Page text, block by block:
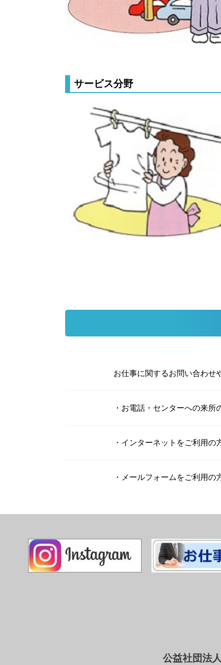
サービス分野
お仕事に関するお問い合わせ
・お電話・センターへの来所
・インターネットをご利用
・メールフォームをご利用の
公益社団法